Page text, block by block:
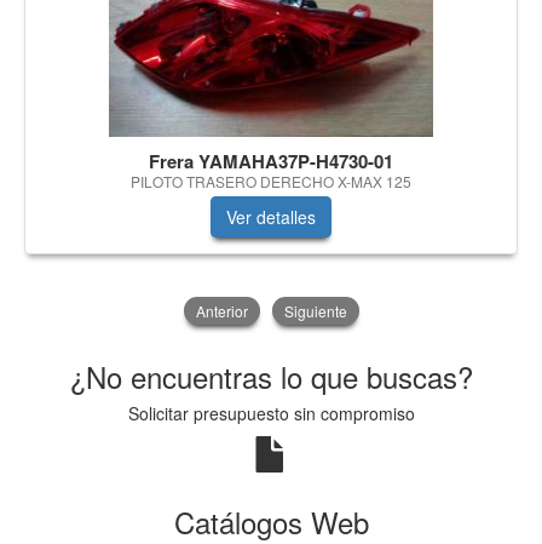
Frera YAMAHA37P-H4730-01
PILOTO TRASERO DERECHO X-MAX 125
Ver detalles
Anterior Siguiente
¿No encuentras lo que buscas?
Solicitar presupuesto sin compromiso
Catálogos Web